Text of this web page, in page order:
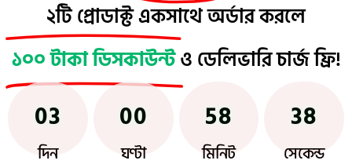
২টি প্রোডাক্ট একসাথে অর্ডার করলে
১০০ টাকা ডিসকাউন্টও ডেলিভারি চার্জ ফ্রি!
03
দিন
00
ঘণ্টা
58
মিনিট
37
সেকেন্ড